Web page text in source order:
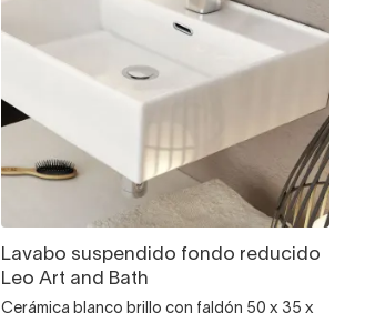
Lavabo suspendido fondo reducido
Leo Art and Bath
Cerámica blanco brillo con faldón 50 x 35 x